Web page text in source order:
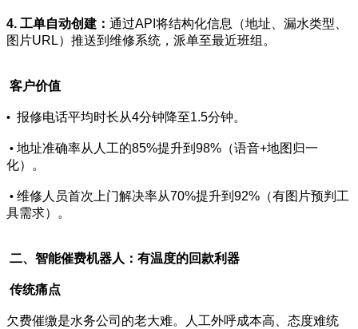
4. 工单自动创建： 通过API将结构化信息（地址、漏水类型、
图片URL）推送到维修系统，派单至最近班组。
客户价值
• 报修电话平均时长从4分钟降至1.5分钟。
• 地址准确率从人工的85%提升到98%（语音+地图归一
化）。
• 维修人员首次上门解决率从70%提升到92%（有图片预判工
具需求）。
二、智能催费机器人：有温度的回款利器
传统痛点
欠费催缴是水务公司的老大难。人工外呼成本高、态度难统